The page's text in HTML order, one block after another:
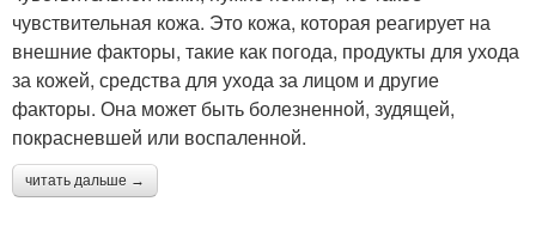
чувствительная кожа. Это кожа, которая реагирует на
внешние факторы, такие как погода, продукты для ухода
за кожей, средства для ухода за лицом и другие
факторы. Она может быть болезненной, зудящей,
покрасневшей или воспаленной.
читать дальше →